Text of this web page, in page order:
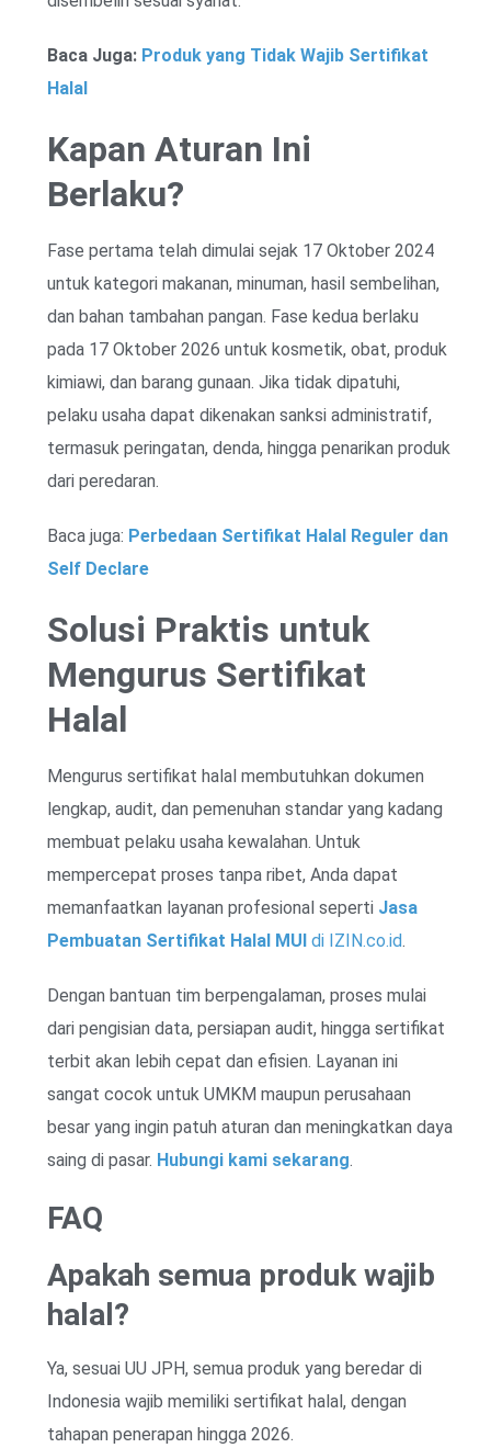
Baca Juga: Produk yang Tidak Wajib Sertifikat
Halal
Kapan Aturan Ini
Berlaku?
Fase pertama telah dimulai sejak 17 Oktober 2024
untuk kategori makanan, minuman, hasil sembelihan,
dan bahan tambahan pangan. Fase kedua berlaku
pada 17 Oktober 2026 untuk kosmetik, obat, produk
kimiawi, dan barang gunaan. Jika tidak dipatuhi,
pelaku usaha dapat dikenakan sanksi administratif,
termasuk peringatan, denda, hingga penarikan produk
dari peredaran.
Baca juga: Perbedaan Sertifikat Halal Reguler dan
Self Declare
Solusi Praktis untuk
Mengurus Sertifikat
Halal
Mengurus sertifikat halal membutuhkan dokumen
lengkap, audit, dan pemenuhan standar yang kadang
membuat pelaku usaha kewalahan. Untuk
mempercepat proses tanpa ribet, Anda dapat
memanfaatkan layanan profesional seperti Jasa
Pembuatan Sertifikat Halal MUI di IZIN.co.id.
Dengan bantuan tim berpengalaman, proses mulai
dari pengisian data, persiapan audit, hingga sertifikat
terbit akan lebih cepat dan efisien. Layanan ini
sangat cocok untuk UMKM maupun perusahaan
besar yang ingin patuh aturan dan meningkatkan daya
saing di pasar. Hubungi kami sekarang.
FAQ
Apakah semua produk wajib
halal?
Ya, sesuai UU JPH, semua produk yang beredar di
Indonesia wajib memiliki sertifikat halal, dengan
tahapan penerapan hingga 2026.